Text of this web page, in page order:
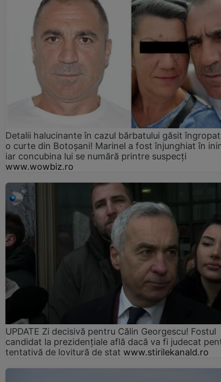
Detalii halucinante în cazul bărbatului găsit
o curte din Botoșani! Marinel a fost înjunghiat în
iar concubina lui se numără printre suspecți
www.wowbiz.ro
UPDATE Zi decisivă pentru Călin Georgescu! Fostul
candidat la prezidențiale află dacă va fi judecat
tentativă de lovitură de stat www.stirilekanald.ro